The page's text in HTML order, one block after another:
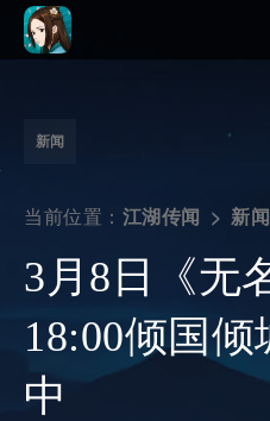
新闻
当前位置： 江湖传闻 新闻
3月8日《无
18:00倾国
中